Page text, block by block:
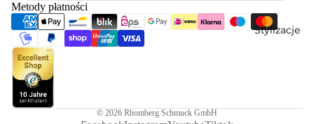
Stylizacje
Metody płatności
© 2026 Rhomberg Schmuck GmbH